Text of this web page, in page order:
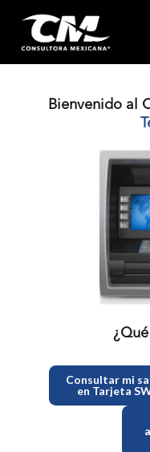
Bienvenido al
Consultar mi
en Tarjeta